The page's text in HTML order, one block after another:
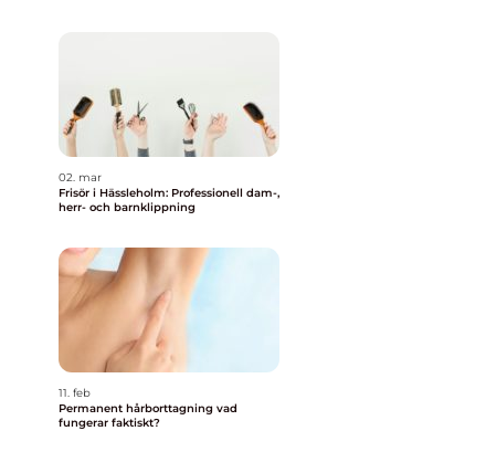
02. mar
Frisör i Hässleholm: Professionell dam-,
herr- och barnklippning
11. feb
Permanent hårborttagning vad
fungerar faktiskt?